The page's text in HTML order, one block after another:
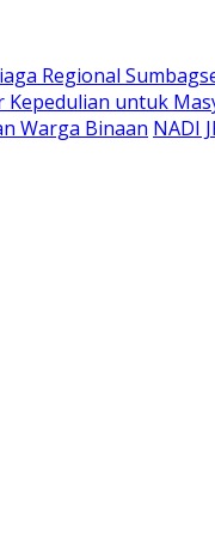
Regional
untuk
Warga Binaan NADI